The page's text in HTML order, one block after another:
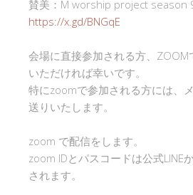
賛美：M worship project season
https://x.gd/BNGqE
会場に直接参加される方、ZOOM
いただければ幸いです。
特にzoomで参加される方には、
送りいたします。
zoom で配信をします。
zoom IDとパスコードは公式LINE
されます。